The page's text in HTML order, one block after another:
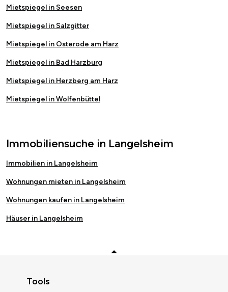
Mietspiegel in Seesen
Mietspiegel in Salzgitter
Mietspiegel in Osterode am Harz
Mietspiegel in Bad Harzburg
Mietspiegel in Herzberg am Harz
Mietspiegel in Wolfenbüttel
Immobiliensuche in Langelsheim
Immobilien in Langelsheim
Wohnungen mieten in Langelsheim
Wohnungen kaufen in Langelsheim
Häuser in Langelsheim
Tools